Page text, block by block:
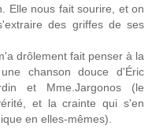
Elle nous fait sourire, et on
des griffes de ses
drôlement fait penser à la
chanson douce d'Éric
et Mme.Jargonos (le
et la crainte qui s'en
en elles-mêmes).